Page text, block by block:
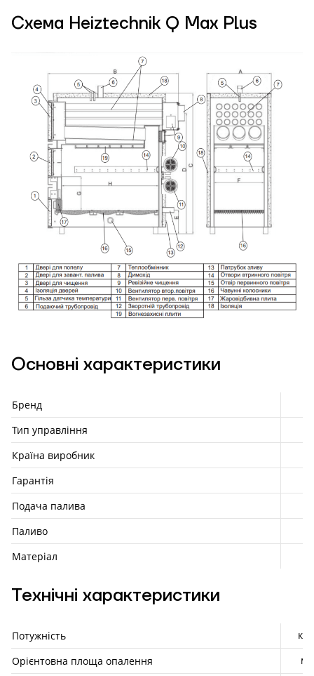
Схема Heiztechnik Q Max Plus
Основні характеристики
Бренд
Тип управління
Країна виробник
Гарантія
Подача палива
Паливо
Матеріал
Технічні характеристики
Потужність
кВт
Орієнтовна площа опалення
м²
Висота, м
Довжина, м
кв
Необхідна
потужність, кВт
Замовити
Зворотній дзвінок
Надіслати
ЗАМОВИТИ ПОСЛУГУ МОНТАЖУ
Надіслати
Кошик